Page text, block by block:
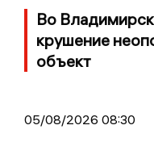
Во
крушение
объект
05/08/2026 08:30